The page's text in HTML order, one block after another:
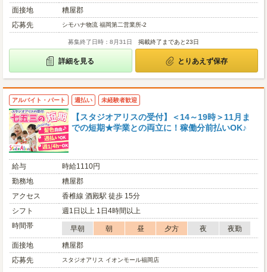
面接地
糟屋郡
応募先
シモハナ物流 福岡第二営業所-2
募集終了日時：8月31日 掲載終了まであと23日
詳細を見る とりあえず保存
アルバイト・パート 週払い 未経験者歓迎
【スタジオアリスの受付】＜14～19時＞11月ま
での短期★学業との両立に！稼働分前払いOK♪
給与
時給1110円
勤務地
糟屋郡
アクセス
香椎線 酒殿駅 徒歩 15分
シフト
週1日以上 1日4時間以上
時間帯
早朝 朝 昼 夕方 夜
夜勤
面接地
糟屋郡
応募先
スタジオアリス イオンモール福岡店